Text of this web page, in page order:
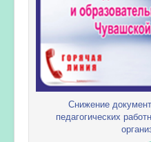
Снижение
педагогических